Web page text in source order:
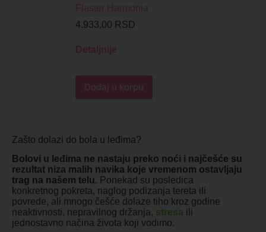
Flaster Harmonia
4.933,00 RSD
Detaljnije
Dodaj u korpu
Zašto dolazi do bola u leđima?
Bolovi u leđima ne nastaju preko noći i najčešće su
rezultat niza malih navika koje vremenom ostavljaju
trag na našem telu. Ponekad su posledica
konkretnog pokreta, naglog podizanja tereta ili
povrede, ali mnogo češće dolaze tiho kroz godine
neaktivnosti, nepravilnog držanja, stresa ili
jednostavno načina života koji vodimo.